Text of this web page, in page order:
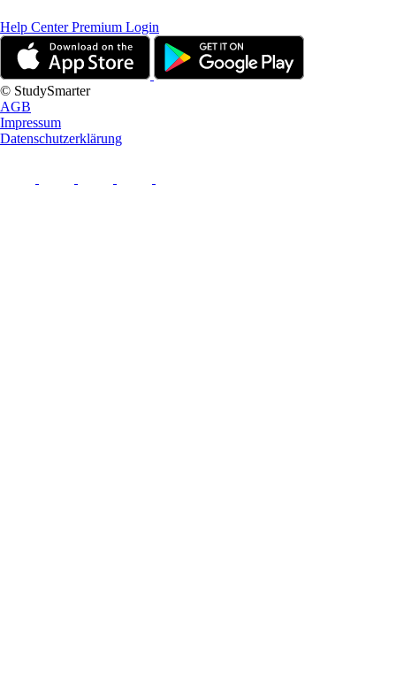
Help CenterPremium Login
© StudySmarter
AGB
Impressum
Datenschutzerklärung